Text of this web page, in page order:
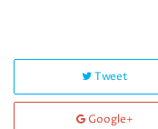
Tweet
Google+